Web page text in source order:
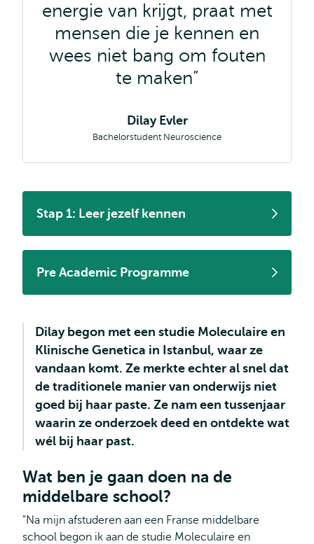
energie van krijgt, praat met
mensen die je kennen en
wees niet bang om fouten
te maken
Dilay Evler
Bachelorstudent Neuroscience
Stap 1: Leer jezelf kennen
Pre Academic Programme
Dilay begon met een studie Moleculaire en
Klinische Genetica in Istanbul, waar ze
vandaan komt. Ze merkte echter al snel dat
de traditionele manier van onderwijs niet
goed bij haar paste. Ze nam een tussenjaar
waarin ze onderzoek deed en ontdekte wat
wél bij haar past.
Wat ben je gaan doen na de
middelbare school?
"Na mijn afstuderen aan een Franse middelbare
school begon ik aan de studie Moleculaire en